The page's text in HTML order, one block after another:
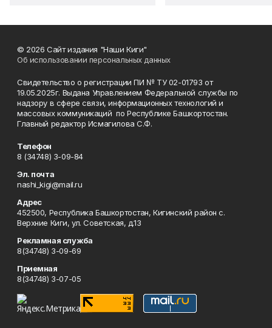
© 2026 Сайт издания "Наши Киги"
Об использовании персональных данных
Свидетельство о регистрации ПИ № ТУ 02-01793 от
19.05.2025г. Выдана Управлением Федеральной службы по
надзору в сфере связи, информационных технологий и
массовых коммуникаций по Республике Башкортостан.
Главный редактор Исмагилова С.Ф.
Телефон
8 (34748) 3-09-84
Эл. почта
nashi_kigi@mail.ru
Адрес
452500, Республика Башкортостан, Кигинский район с.
Верхние Киги, ул. Советская, д.13
Рекламная служба
8(34748) 3-09-69
Приемная
8(34748) 3-07-05